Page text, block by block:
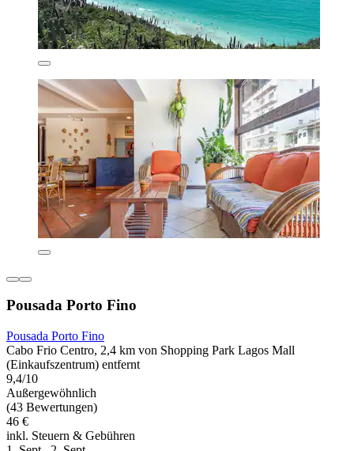
Pousada Porto Fino
Pousada Porto Fino
Cabo Frio Centro, 2,4 km von Shopping Park Lagos Mall
(Einkaufszentrum) entfernt
9,4/10
Außergewöhnlich
(43 Bewertungen)
46 €
inkl. Steuern & Gebühren